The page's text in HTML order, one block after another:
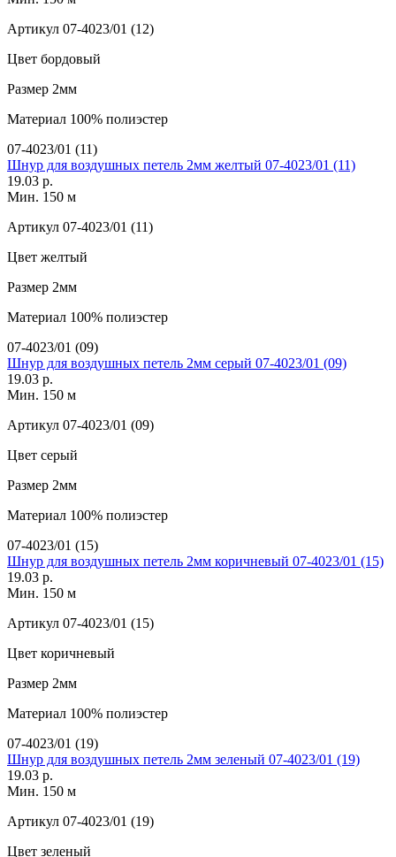
Артикул 07-4023/01 (12)
Цвет бордовый
Размер 2мм
Материал 100% полиэстер
07-4023/01 (11)
Шнур для воздушных петель 2мм желтый 07-4023/01 (11)
19.03 р.
Мин. 150 м
Артикул 07-4023/01 (11)
Цвет желтый
Размер 2мм
Материал 100% полиэстер
07-4023/01 (09)
Шнур для воздушных петель 2мм серый 07-4023/01 (09)
19.03 р.
Мин. 150 м
Артикул 07-4023/01 (09)
Цвет серый
Размер 2мм
Материал 100% полиэстер
07-4023/01 (15)
Шнур для воздушных петель 2мм коричневый 07-4023/01 (15)
19.03 р.
Мин. 150 м
Артикул 07-4023/01 (15)
Цвет коричневый
Размер 2мм
Материал 100% полиэстер
07-4023/01 (19)
Шнур для воздушных петель 2мм зеленый 07-4023/01 (19)
19.03 р.
Мин. 150 м
Артикул 07-4023/01 (19)
Цвет зеленый